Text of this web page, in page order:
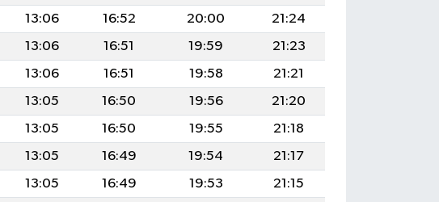
13:06 16:52 20:00
21:24
13:06 16:51 19:59
21:23
13:06 16:51 19:58
21:21
13:05 16:50 19:56
21:20
13:05 16:50 19:55
21:18
13:05 16:49 19:54
21:17
13:05 16:49 19:53
21:15